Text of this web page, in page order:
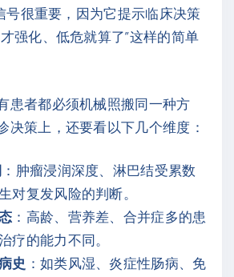
号很重要，因为它提示临床决策
强化、低危就算了”这样的简单
患者都必须机械照搬同一种方
决策上，还要看以下几个维度：
：肿瘤浸润深度、淋巴结受累数
对复发风险的判断。
：高龄、营养差、合并症多的患
疗的能力不同。
史 ：如类风湿、炎症性肠病、免